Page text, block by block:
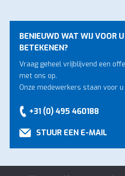
BENIEUWD WAT WIJ VOOR
BETEKENEN?
Vraag geheel vrijblijvend een
met ons op.
Onze medewerkers staan voor u
+31 (0) 495 460188
STUUR EEN E-MAIL